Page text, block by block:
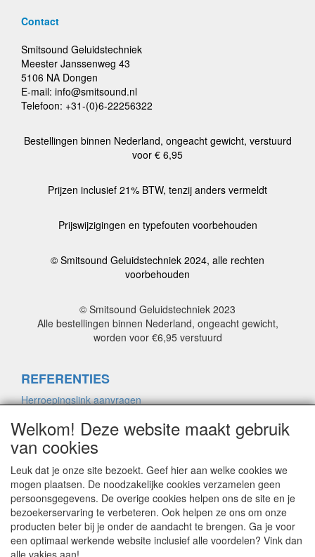
Contact
Smitsound Geluidstechniek
Meester Janssenweg 43
5106 NA Dongen
E-mail: info@smitsound.nl
Telefoon: +31-(0)6-22256322
Bestellingen binnen Nederland, ongeacht gewicht, verstuurd
voor € 6,95
Prijzen inclusief 21% BTW, tenzij anders vermeldt
Prijswijzigingen en typefouten voorbehouden
© Smitsound Geluidstechniek 2024, alle rechten
voorbehouden
© Smitsound Geluidstechniek 2023
Alle bestellingen binnen Nederland, ongeacht gewicht,
worden voor €6,95 verstuurd
REFERENTIES
Herroepingslink aanvragen
ALGEMENE VOORWAARDEN
Herroepingslink aanvragen
PRIVACYVERKLARING
Herroepingslink aanvragen
Welkom! Deze website maakt gebruik
van cookies
Leuk dat je onze site bezoekt. Geef hier aan welke cookies we
mogen plaatsen. De noodzakelijke cookies verzamelen geen
persoonsgegevens. De overige cookies helpen ons de site en je
bezoekerservaring te verbeteren. Ook helpen ze ons om onze
producten beter bij je onder de aandacht te brengen. Ga je voor
een optimaal werkende website inclusief alle voordelen? Vink dan
alle vakjes aan!